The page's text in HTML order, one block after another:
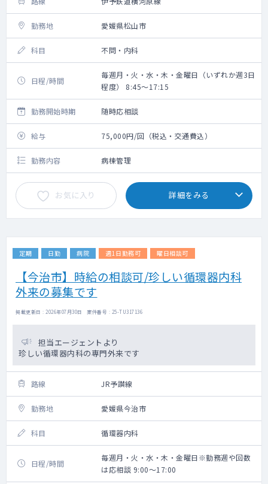
勤務地 愛媛県松山市
科目 不問・内科
日程/時間
毎週月・火・水・木・金曜日（いずれか週3日
程度） 8:45～17:15
勤務開始時期 随時応相談
給与 75,000円/回（税込・交通費込）
勤務内容 病棟管理
お気に入り 詳細をみる
定期 日勤 病院 週1日勤務可 曜日相談可
【今治市】時給の相談可/珍しい循環器内科
外来の募集です
掲載更新日 : 2026年07月30日 案件番号 : 25-TU317136
担当エージェントより
珍しい循環器内科の専門外来です
路線 JR予讃線
勤務地 愛媛県今治市
科目 循環器内科
日程/時間
毎週月・火・水・木・金曜日※勤務週や回数
は応相談 9:00～17:00